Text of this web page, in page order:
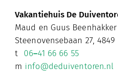
Vakantiehuis De
Maud en Guus Beenhakker
Steenovensebaan 27, 4849
t
06–41 66 66 55
m info@deduiventoren.nl